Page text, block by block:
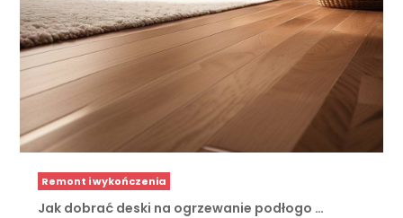
Remont i wykończenia
Jak dobrać deski na ogrzewanie podłogo …